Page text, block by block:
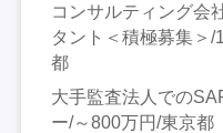
コンサルティング会
タント＜積極募集＞
都
大手監査法人での
ー/～800万円/東京都